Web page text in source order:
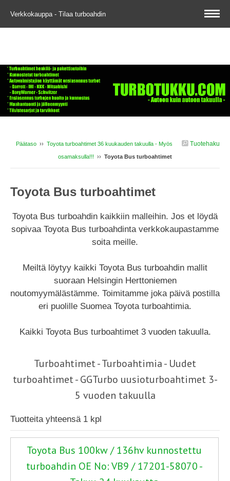
Verkkokauppa - Tilaa turboahdin
Tuotehaku
Päätaso›› Toyota turboahtimet 36 kuukauden takuulla - Myös
osamaksulla!!! ›› Toyota Bus turboahtimet
Toyota Bus turboahtimet
Toyota Bus turboahdin kaikkiin malleihin. Jos et löydä
sopivaa Toyota Bus turboahdinta verkkokaupastamme
soita meille.
Meiltä löytyy kaikki Toyota Bus turboahdin mallit
suoraan Helsingin Herttoniemen
noutomyymälästämme. Toimitamme joka päivä postilla
eri puolille Suomea Toyota turboahtimia.
Kaikki Toyota Bus turboahtimet 3 vuoden takuulla.
Turboahtimet - Turboahtimia - Uudet
turboahtimet - GGTurbo uusioturboahtimet 3-
5 vuoden takuulla
Tuotteita yhteensä 1 kpl
Toyota Bus 100kw / 136hv kunnostettu
turboahdin OE No: VB9 / 17201-58070 -